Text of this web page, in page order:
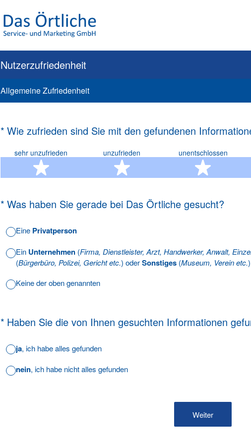
Nutzerzufriedenheit
Allgemeine Zufriedenheit
* Wie zufrieden sind Sie mit den gefundenen
(Erforderlich.)
sehr unzufrieden
1 Stern
unzufrieden
2 Sterne
unentschlossen
3
* Was haben Sie gerade bei Das Örtliche gesucht?
(Erforderlich.)
Eine Privatperson
Ein Unternehmen (Firma, Dienstleister, Arzt, Handwerker, Anwalt,
(Bürgerbüro, Polizei, Gericht etc.) oderSonstiges (Museum, Verein etc.)
Keine der oben genannten
* Haben Sie die von Ihnen gesuchten Informationen
(Erforderlich.)
ja, ich habe alles gefunden
nein, ich habe nicht alles gefunden
Weiter